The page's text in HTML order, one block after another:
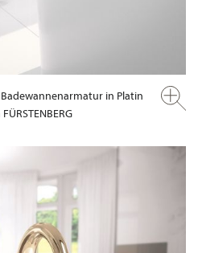
in Platin